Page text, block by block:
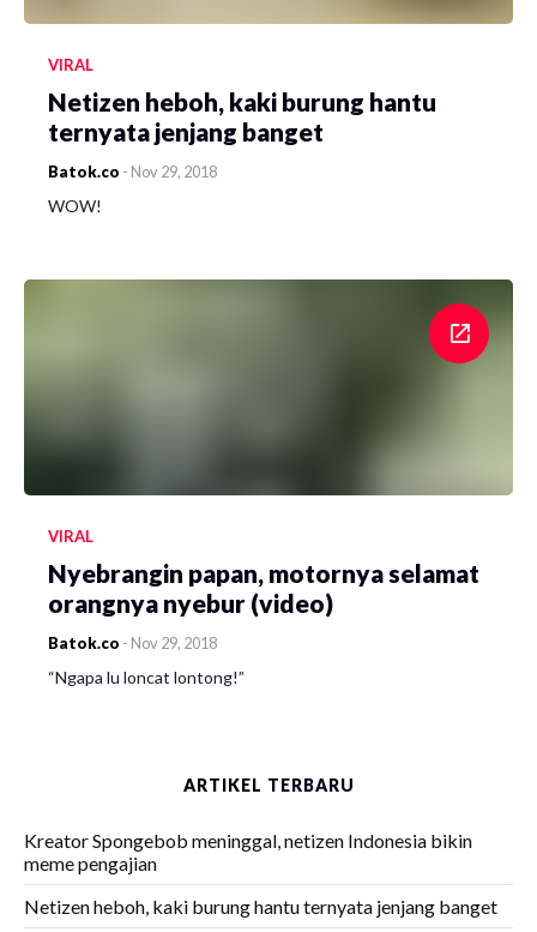
VIRAL
Netizen heboh, kaki burung hantu
ternyata jenjang banget
Batok.co - Nov 29, 2018
WOW!
VIRAL
Nyebrangin papan, motornya selamat
orangnya nyebur (video)
Batok.co - Nov 29, 2018
“Ngapa lu loncat lontong!”
ARTIKEL TERBARU
Kreator Spongebob meninggal, netizen Indonesia bikin
meme pengajian
Netizen heboh, kaki burung hantu ternyata jenjang banget